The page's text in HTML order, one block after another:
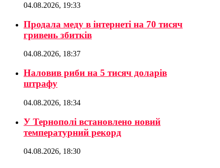
04.08.2026, 19:33
Продала меду в інтернеті на 70 тисяч
гривень збитків
04.08.2026, 18:37
Наловив риби на 5 тисяч доларів
штрафу
04.08.2026, 18:34
У Тернополі встановлено новий
температурний рекорд
04.08.2026, 18:30